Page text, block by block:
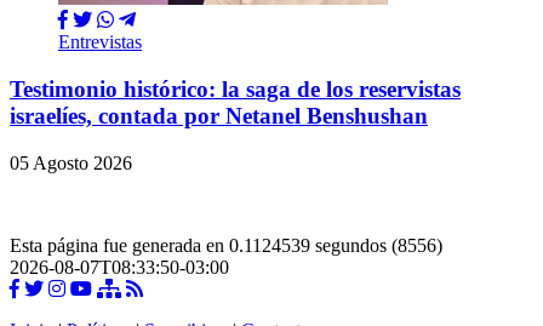
Entrevistas
Testimonio histórico: la saga de los reservistas
israelíes, contada por Netanel Benshushan
05 Agosto 2026
Esta página fue generada en 0.1124539 segundos (8556)
2026-08-07T08:33:50-03:00